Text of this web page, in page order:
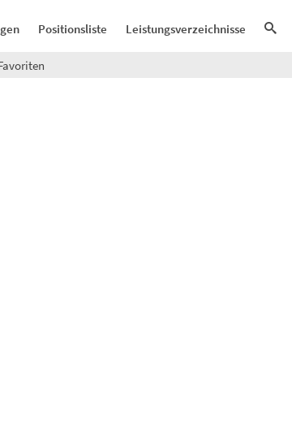
Positionsliste Leistungsverzeichnisse